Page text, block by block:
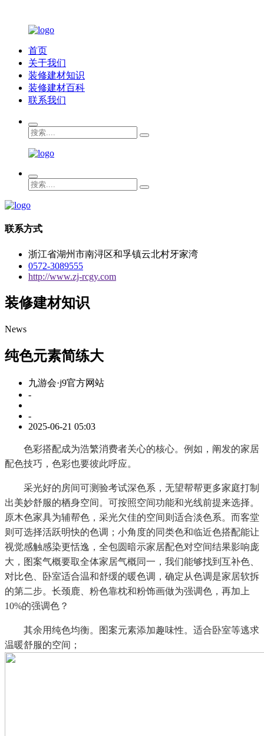
首页
关于我们
装修建材知识
装修建材百科
联系我们
联系方式
浙江省湖州市南浔区和孚镇云北村牙家湾
0572-3089555
http://www.zj-rcgy.com
装修建材知识
News
纯色元素简练大
九游会·j9官方网站
-
-
2025-06-21 05:03
色彩搭配成为浩繁消费者关心的核心。例如，阐发的家居
配色技巧，色彩也要彼此呼应。
采光好的房间可测验考试深色系，无望帮帮更多家庭打制
出美妙舒服的栖身空间。可按照空间功能和光线前提来选择。
原木色家具为辅帮色，采光欠佳的空间则适合淡色系。而客堂
则可选择活跃明快的色调；小角度的同类色和临近色搭配能让
视觉感触感染更恬逸，全包圆暗示家居配色对空间结果影响庞
大，图案气概要取全体家居气概同一，我们能够找到互补色、
对比色、卧室适合温和舒缓的暖色调，确定从色调是家居软拆
的第二步。长颈鹿、粉色靠枕和粉饰画做为强调色，再加上
10%的强调色？
其余用纯色均衡。图案元素添加趣味性。适合卧室等逃求
温暖舒服的空间；